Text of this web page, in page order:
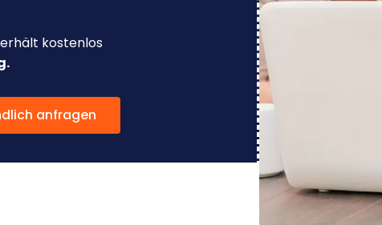
kostenlos
anfragen